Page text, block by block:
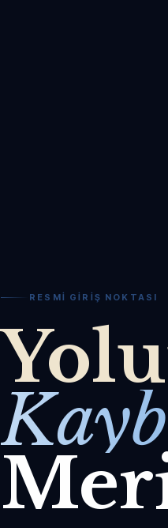
RESMI GIRIŞ NOKTASI